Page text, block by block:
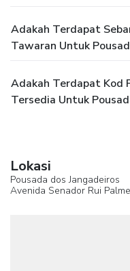
Adakah Terdapat
Tawaran Untuk
Adakah Terdapat Kod
Tersedia Untuk
Lokasi
Pousada dos Jangadeiros
Avenida Senador Rui